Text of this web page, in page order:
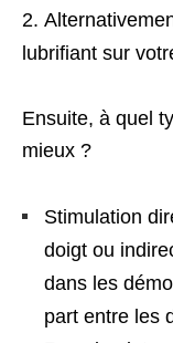
lubrifiant sur
Ensuite, à quel
mieux ?
Stimulation
doigt ou
dans les
part entre les